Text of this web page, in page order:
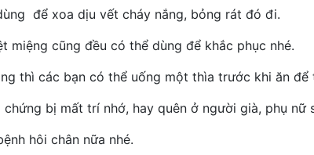
để xoa dịu vết cháy nắng, bỏng rát đó đi.
miệng cũng đều có thể dùng để khắc phục nhé.
thì các bạn có thể uống một thìa trước khi ăn để
bị mất trí nhớ, hay quên ở người già, phụ nữ
hôi chân nữa nhé.